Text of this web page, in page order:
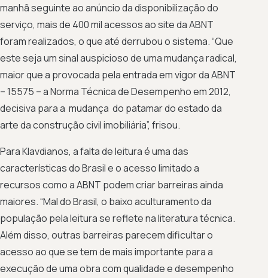
manhã seguinte ao anúncio da disponibilização do
serviço, mais de 400 mil acessos ao site da ABNT
foram realizados, o que até derrubou o sistema. “Que
este seja um sinal auspicioso de uma mudança radical,
maior que a provocada pela entrada em vigor da ABNT
– 15575 – a Norma Técnica de Desempenho em 2012,
decisiva para a mudança do patamar do estado da
arte da construção civil imobiliária”, frisou.
Para Klavdianos, a falta de leitura é uma das
características do Brasil e o acesso limitado a
recursos como a ABNT podem criar barreiras ainda
maiores. “Mal do Brasil, o baixo aculturamento da
população pela leitura se reflete na literatura técnica.
Além disso, outras barreiras parecem dificultar o
acesso ao que se tem de mais importante para a
execução de uma obra com qualidade e desempenho